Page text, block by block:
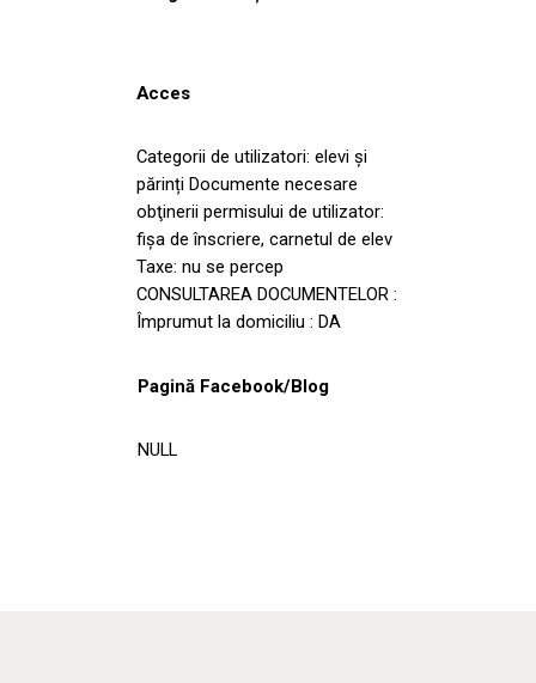
Acces
Categorii de utilizatori: elevi și
părinți Documente necesare
obţinerii permisului de utilizator:
fișa de înscriere, carnetul de elev
Taxe: nu se percep
CONSULTAREA DOCUMENTELOR :
Împrumut la domiciliu : DA
Pagină Facebook/Blog
NULL